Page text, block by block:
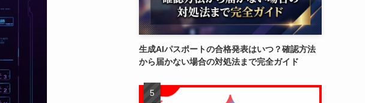
生成AIパスポートの合格発表はいつ？確認方法
から届かない場合の対処法まで完全ガイド